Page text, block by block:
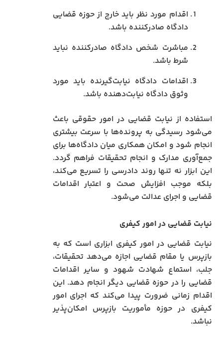
اقدام مورد نظر باید خارج از حوزه قضایی
دادگاه صادرکننده باشد.
مباشرت شخص دادگاه صادرکننده نباید
شرط باشد.
اقدامات دادگاه نیابت‌گیرنده باید مورد
وثوق دادگاه نیابت‌دهنده باشد.
استفاده از نیابت قضایی در امور حقوقی باعث
می‌شود رسیدگی به پرونده‌ها با سرعت بیشتری
انجام شود و امکان همکاری میان دادگاه‌ها برای
جمع‌آوری مدارک و انجام تحقیقات فراهم گردد.
این ابزار نه تنها روند دادرسی را تسریع می‌کند،
بلکه موجب افزایش صحت و اعتبار اقدامات
قضایی و اجرای عدالت می‌شود.
نیابت قضایی در امور کیفری
نیابت قضایی در امور کیفری ابزاری است که به
بازپرس یا مقام قضایی اجازه می‌دهد تحقیقات،
جلب، استماع شهادت شهود و سایر اقدامات
قضایی را در حوزه قضایی دیگر انجام دهد. این
اقدام زمانی ضرورت پیدا می‌کند که اجرای امور
کیفری در حوزه مأموریت بازپرس امکان‌پذیر
نباشد.